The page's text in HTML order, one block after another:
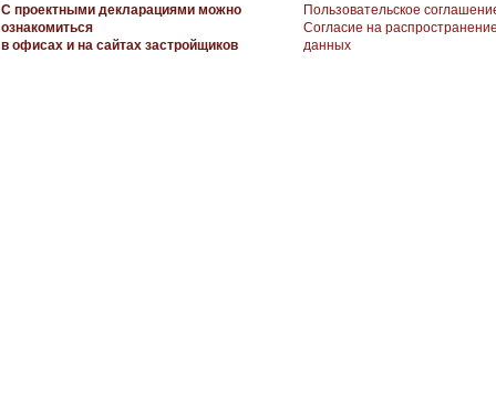
С проектными декларациями можно
ознакомиться
в офисах и на сайтах застройщиков
Пользовательское
Согласие на
данных